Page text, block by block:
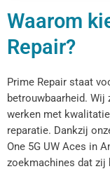
Waarom
Repair?
Prime Repair staat
betrouwbaarheid.
werken met
reparatie. Dankzij
One 5G UW Aces in
zoekmachines dat zij